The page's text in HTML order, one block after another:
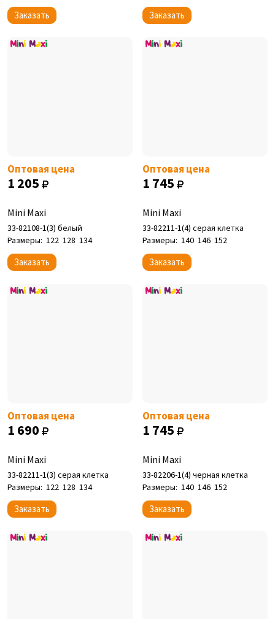
Заказать Заказать
Оптовая цена
1 205
Mini Maxi
33-82108-1(3) белый
Размеры: 122 128 134
Заказать
Оптовая цена
1 745
Mini Maxi
33-82211-1(4) серая клетка
Размеры: 140 146 152
Заказать
Оптовая цена
1 690
Mini Maxi
33-82211-1(3) серая клетка
Размеры: 122 128 134
Заказать
Оптовая цена
1 745
Mini Maxi
33-82206-1(4) черная клетка
Размеры: 140 146 152
Заказать